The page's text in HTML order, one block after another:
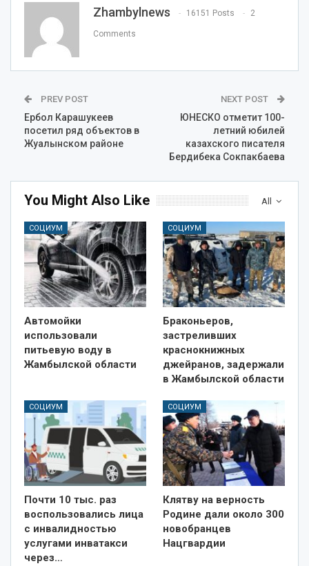
Zhambylnews 16151 Posts 2
Comments
PREV POST
Ербол Карашукеев
посетил ряд объектов в
Жуалынском районе
NEXT POST
ЮНЕСКО отметит 100-
летний юбилей
казахского писателя
Бердибека Сокпакбаева
All
You Might Also Like
СОЦИУМ
Автомойки
использовали
питьевую воду в
Жамбылской области
СОЦИУМ
Браконьеров,
застреливших
краснокнижных
джейранов, задержали
в Жамбылской области
СОЦИУМ
Почти 10 тыс. раз
воспользовались лица
с инвалидностью
услугами инватакси
через…
СОЦИУМ
Клятву на верность
Родине дали около 300
новобранцев
Нацгвардии